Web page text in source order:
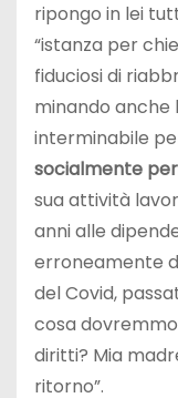
ripongo in lei
“istanza per
fiduciosi di
minando anche
interminabile
socialmente
sua attività
anni alle
erroneamente
del Covid,
cosa
diritti? Mia
ritorno”.